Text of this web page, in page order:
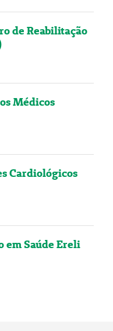
de Reabilitação
Médicos
Cardiológicos
em Saúde Ereli